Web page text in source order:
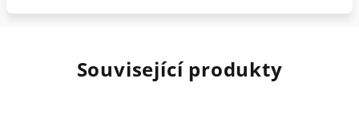
Související produkty